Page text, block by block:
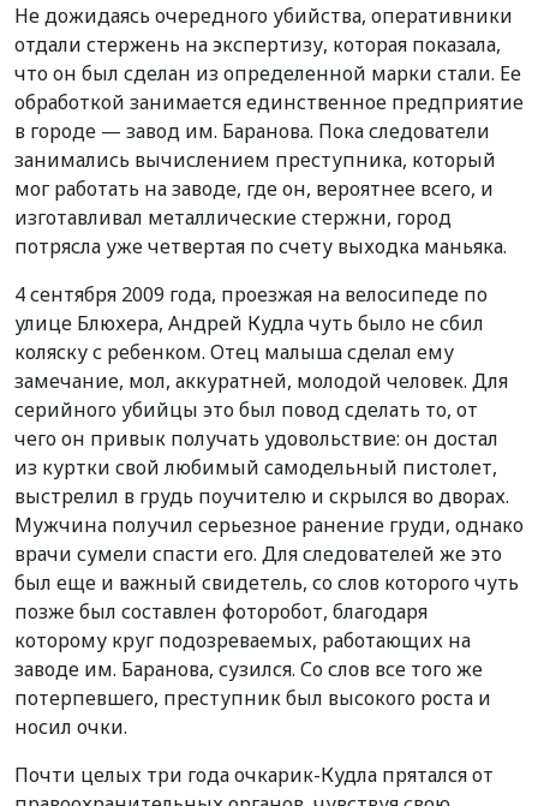
Не дожидаясь очередного убийства, оперативники
отдали стержень на экспертизу, которая показала,
что он был сделан из определенной марки стали. Ее
обработкой занимается единственное предприятие
в городе — завод им. Баранова. Пока следователи
занимались вычислением преступника, который
мог работать на заводе, где он, вероятнее всего, и
изготавливал металлические стержни, город
потрясла уже четвертая по счету выходка маньяка.
4 сентября 2009 года, проезжая на велосипеде по
улице Блюхера, Андрей Кудла чуть было не сбил
коляску с ребенком. Отец малыша сделал ему
замечание, мол, аккуратней, молодой человек. Для
серийного убийцы это был повод сделать то, от
чего он привык получать удовольствие: он достал
из куртки свой любимый самодельный пистолет,
выстрелил в грудь поучителю и скрылся во дворах.
Мужчина получил серьезное ранение груди, однако
врачи сумели спасти его. Для следователей же это
был еще и важный свидетель, со слов которого чуть
позже был составлен фоторобот, благодаря
которому круг подозреваемых, работающих на
заводе им. Баранова, сузился. Со слов все того же
потерпевшего, преступник был высокого роста и
носил очки.
Почти целых три года очкарик-Кудла прятался от